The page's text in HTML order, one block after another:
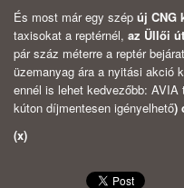
És most már egy szép új CNG
taxisokat a reptérnél, az Üllői
pár száz méterre a reptér
üzemanyag ára a nyitási akció
ennél is lehet kedvezőbb:
kúton díjmentesen igényelhető)
(x)